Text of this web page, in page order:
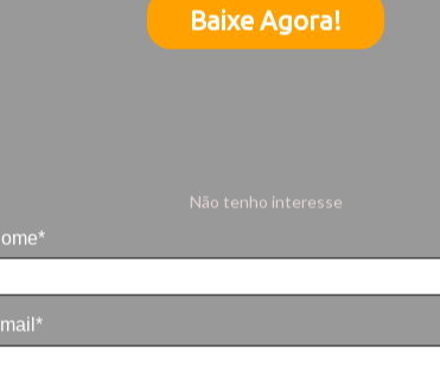
Baixe Agora!
Não tenho interesse